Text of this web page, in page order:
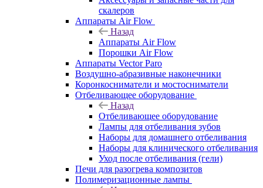
скалеров
Аппараты Air Flow
Назад
Аппараты Air Flow
Порошки Air Flow
Аппараты Vector Paro
Воздушно-абразивные наконечники
Коронкосниматели и мостосниматели
Отбеливающее оборудование
Назад
Отбеливающее оборудование
Лампы для отбеливания зубов
Наборы для домашнего отбеливания
Наборы для клинического отбеливания
Уход после отбеливания (гели)
Печи для разогрева композитов
Полимеризационные лампы